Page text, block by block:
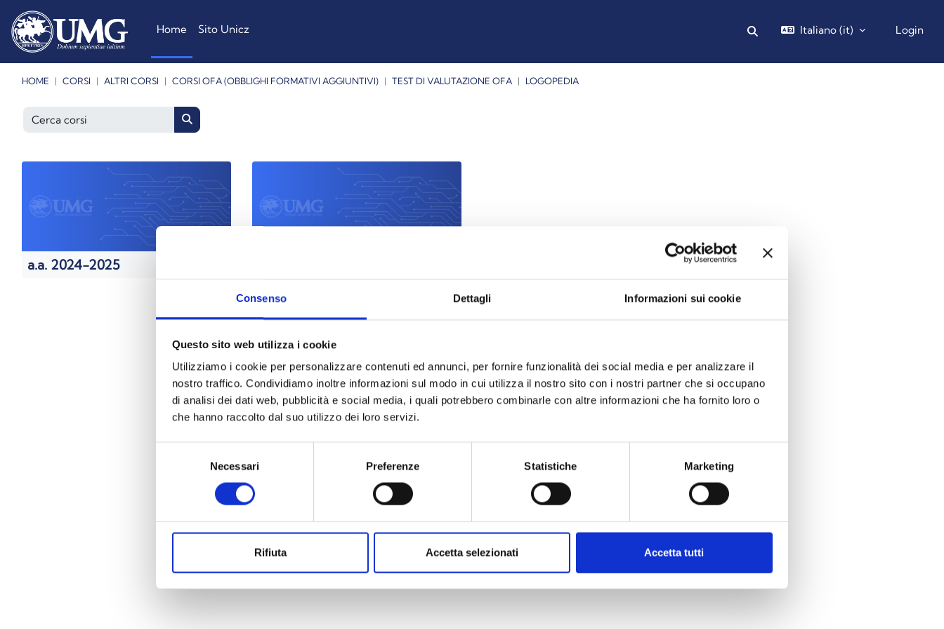
Consenso Dettagli Informazioni sui cookie
Questo sito web utilizza i cookie
Utilizziamo i cookie per personalizzare contenuti ed annunci, per fornire funzionalità dei social media e per analizzare il
nostro traffico. Condividiamo inoltre informazioni sul modo in cui utilizza il nostro sito con i nostri partner che si occupano
di analisi dei dati web, pubblicità e social media, i quali potrebbero combinarle con altre informazioni che ha fornito loro o
che hanno raccolto dal suo utilizzo dei loro servizi.
Necessari Preferenze Statistiche Marketing
Rifiuta Accetta selezionati Accetta tutti
Home
Sito Unicz Attiva/disattiva input di ricerca
Italiano ‎(it)‎ Login
HOME CORSI ALTRI CORSI CORSI OFA (OBBLIGHI FORMATIVI AGGIUNTIVI) TEST DI VALUTAZIONE OFA LOGOPEDIA
Cerca corsi
Cerca corsi
a.a. 2024-2025